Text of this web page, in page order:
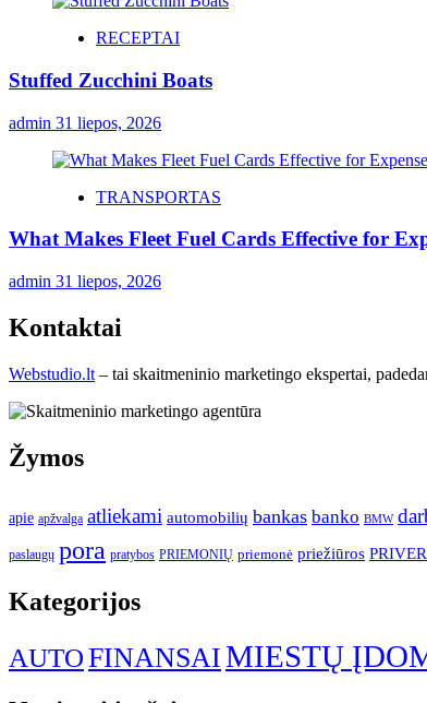
RECEPTAI
Stuffed Zucchini Boats
admin 31 liepos, 2026
TRANSPORTAS
What Makes Fleet Fuel Cards Effective for
admin 31 liepos, 2026
Kontaktai
Webstudio.lt – tai skaitmeninio marketingo ekspertai,
Žymos
apie apžvalga atliekami automobilių bankas banko BMW
paslaugų pora pratybos PRIEMONIŲ priemonė priežiūros
Kategorijos
AUTOFINANSAIMIESTŲ